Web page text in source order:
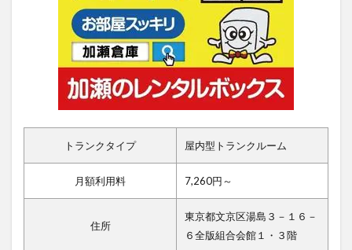
トランクタイプ 屋内型トランクルーム
月額利用料 7,260円～
住所
東京都文京区湯島３－１６－
６全版組合会館１・３階